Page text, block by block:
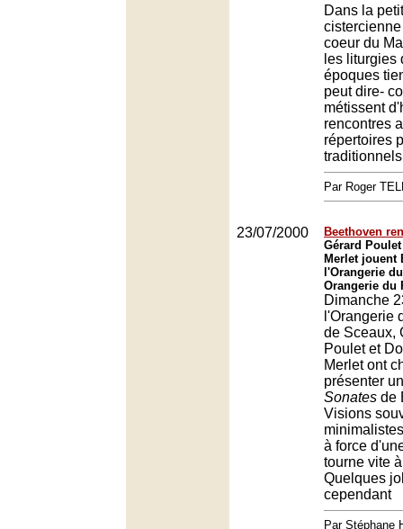
Dans la
coeur du
les liturgies
époques
peut dire-
métissent
rencontres
répertoires
Par Roger
23/07/2000
Beethoven
Gérard
Merlet jouent
l'Orangerie
Orangerie du
Dimanche
l'Orangerie
de Sceaux,
Poulet et
Merlet ont
présenter
Sonates de
Visions
à force
tourne vite
Quelques
cependant
Par Stéphane